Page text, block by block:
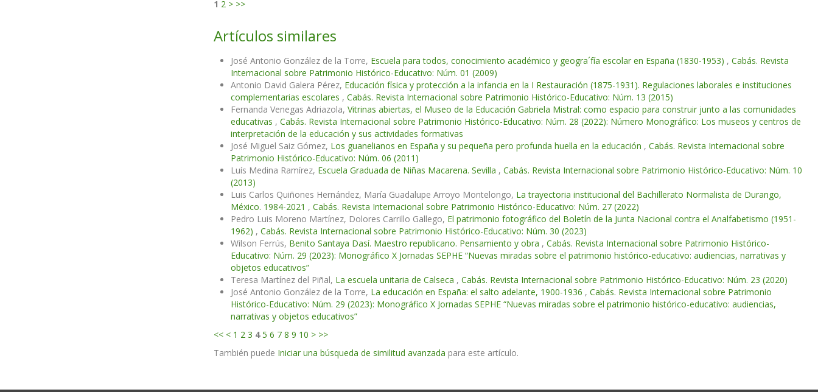
1 2 > >>
Artículos similares
José Antonio González de la Torre, Escuela para todos, conocimiento académico y geogra´fía escolar en España (1830-1953) , Cabás. Revista
Internacional sobre Patrimonio Histórico-Educativo: Núm. 01 (2009)
Antonio David Galera Pérez, Educación física y protección a la infancia en la I Restauración (1875-1931). Regulaciones laborales e instituciones
complementarias escolares , Cabás. Revista Internacional sobre Patrimonio Histórico-Educativo: Núm. 13 (2015)
Fernanda Venegas Adriazola, Vitrinas abiertas, el Museo de la Educación Gabriela Mistral: como espacio para construir junto a las comunidades
educativas , Cabás. Revista Internacional sobre Patrimonio Histórico-Educativo: Núm. 28 (2022): Número Monográfico: Los museos y centros de
interpretación de la educación y sus actividades formativas
José Miguel Saiz Gómez, Los guanelianos en España y su pequeña pero profunda huella en la educación , Cabás. Revista Internacional sobre
Patrimonio Histórico-Educativo: Núm. 06 (2011)
Luís Medina Ramírez, Escuela Graduada de Niñas Macarena. Sevilla , Cabás. Revista Internacional sobre Patrimonio Histórico-Educativo: Núm. 10
(2013)
Luis Carlos Quiñones Hernández, María Guadalupe Arroyo Montelongo, La trayectoria institucional del Bachillerato Normalista de Durango,
México. 1984-2021 , Cabás. Revista Internacional sobre Patrimonio Histórico-Educativo: Núm. 27 (2022)
Pedro Luis Moreno Martínez, Dolores Carrillo Gallego, El patrimonio fotográfico del Boletín de la Junta Nacional contra el Analfabetismo (1951-
1962) , Cabás. Revista Internacional sobre Patrimonio Histórico-Educativo: Núm. 30 (2023)
Wilson Ferrús, Benito Santaya Dasí. Maestro republicano. Pensamiento y obra , Cabás. Revista Internacional sobre Patrimonio Histórico-
Educativo: Núm. 29 (2023): Monográfico X Jornadas SEPHE “Nuevas miradas sobre el patrimonio histórico-educativo: audiencias, narrativas y
objetos educativos”
Teresa Martínez del Piñal, La escuela unitaria de Calseca , Cabás. Revista Internacional sobre Patrimonio Histórico-Educativo: Núm. 23 (2020)
José Antonio González de la Torre, La educación en España: el salto adelante, 1900-1936 , Cabás. Revista Internacional sobre Patrimonio
Histórico-Educativo: Núm. 29 (2023): Monográfico X Jornadas SEPHE “Nuevas miradas sobre el patrimonio histórico-educativo: audiencias,
narrativas y objetos educativos”
<< < 1 2 3 4 5 6 7 8 9 10 > >>
También puede Iniciar una búsqueda de similitud avanzada para este artículo.